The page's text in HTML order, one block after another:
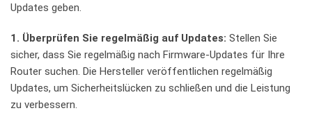
Updates geben.
1. Überprüfen Sie regelmäßig auf ​Updates: Stellen Sie‍
sicher, dass ⁢Sie regelmäßig nach Firmware-Updates‌ für Ihre
Router suchen. Die Hersteller veröffentlichen regelmäßig⁤
Updates, um Sicherheitslücken zu schließen und die⁤ Leistung
zu verbessern.